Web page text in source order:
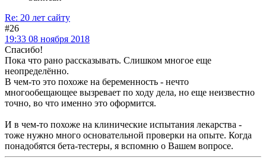
Re: 20 лет сайту
#26
19:33 08 ноября 2018
Спасибо!
Пока что рано рассказывать. Слишком многое еще
неопределённо.
В чем-то это похоже на беременность - нечто
многообещающее вызревает по ходу дела, но еще неизвестно
точно, во что именно это оформится.
И в чем-то похоже на клинические испытания лекарства -
тоже нужно много основательной проверки на опыте. Когда
понадобятся бета-тестеры, я вспомню о Вашем вопросе.